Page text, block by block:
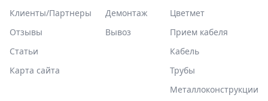
Клиенты/Партнеры
Отзывы
Статьи
Карта сайта
Демонтаж
Вывоз
Цветмет
Прием кабеля
Кабель
Трубы
Металлоконструкции